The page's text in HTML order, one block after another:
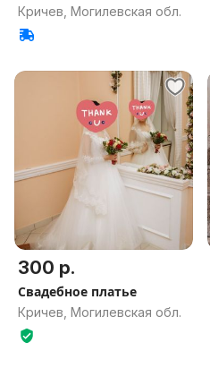
Кричев, Могилевская обл.
300 р.
Свадебное платье
Кричев, Могилевская обл.